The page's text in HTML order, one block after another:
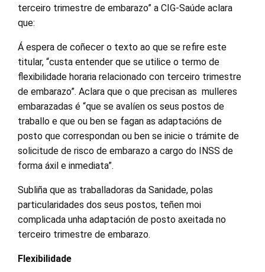
terceiro trimestre de embarazo” a CIG-Saúde aclara
que:
Á espera de coñecer o texto ao que se refire este
titular, “custa entender que se utilice o termo de
flexibilidade horaria relacionado con terceiro trimestre
de embarazo”. Aclara que o que precisan as mulleres
embarazadas é “que se avalíen os seus postos de
traballo e que ou ben se fagan as adaptacións de
posto que correspondan ou ben se inicie o trámite de
solicitude de risco de embarazo a cargo do INSS de
forma áxil e inmediata”.
Subliña que as traballadoras da Sanidade, polas
particularidades dos seus postos, teñen moi
complicada unha adaptación de posto axeitada no
terceiro trimestre de embarazo.
Flexibilidade